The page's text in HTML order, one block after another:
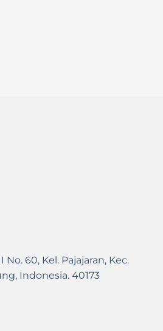
No. 60, Kel. Pajajaran, Kec.
Indonesia. 40173